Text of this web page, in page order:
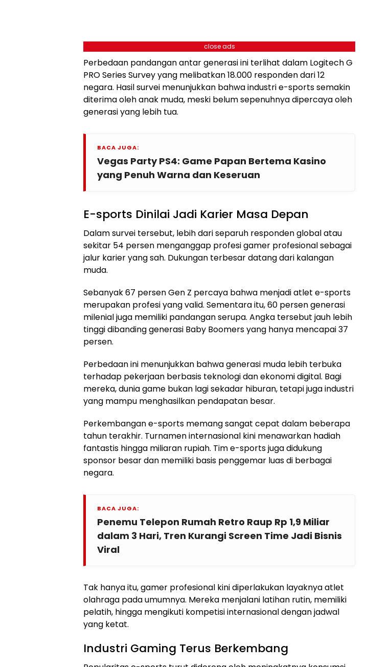
close ads
Perbedaan pandangan antar generasi ini terlihat dalam Logitech G
PRO Series Survey yang melibatkan 18.000 responden dari 12
negara. Hasil survei menunjukkan bahwa industri e-sports semakin
diterima oleh anak muda, meski belum sepenuhnya dipercaya oleh
generasi yang lebih tua.
BACA JUGA:
Vegas Party PS4: Game Papan Bertema Kasino
yang Penuh Warna dan Keseruan
E-sports Dinilai Jadi Karier Masa Depan
Dalam survei tersebut, lebih dari separuh responden global atau
sekitar 54 persen menganggap profesi gamer profesional sebagai
jalur karier yang sah. Dukungan terbesar datang dari kalangan
muda.
Sebanyak 67 persen Gen Z percaya bahwa menjadi atlet e-sports
merupakan profesi yang valid. Sementara itu, 60 persen generasi
milenial juga memiliki pandangan serupa. Angka tersebut jauh lebih
tinggi dibanding generasi Baby Boomers yang hanya mencapai 37
persen.
Perbedaan ini menunjukkan bahwa generasi muda lebih terbuka
terhadap pekerjaan berbasis teknologi dan ekonomi digital. Bagi
mereka, dunia game bukan lagi sekadar hiburan, tetapi juga industri
yang mampu menghasilkan pendapatan besar.
Perkembangan e-sports memang sangat cepat dalam beberapa
tahun terakhir. Turnamen internasional kini menawarkan hadiah
fantastis hingga miliaran rupiah. Tim e-sports juga didukung
sponsor besar dan memiliki basis penggemar luas di berbagai
negara.
BACA JUGA:
Penemu Telepon Rumah Retro Raup Rp 1,9 Miliar
dalam 3 Hari, Tren Kurangi Screen Time Jadi Bisnis
Viral
Tak hanya itu, gamer profesional kini diperlakukan layaknya atlet
olahraga pada umumnya. Mereka menjalani latihan rutin, memiliki
pelatih, hingga mengikuti kompetisi internasional dengan jadwal
yang ketat.
Industri Gaming Terus Berkembang